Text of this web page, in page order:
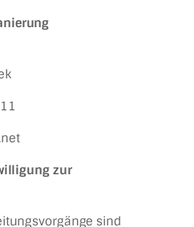
zur
sind